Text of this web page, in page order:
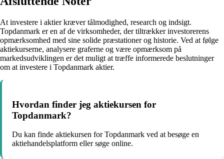
At investere i aktier kræver tålmodighed, research og indsigt.
Topdanmark er en af de virksomheder, der tiltrækker investorerens
opmærksomhed med sine solide præstationer og historie. Ved at følge
aktiekurserne, analysere graferne og være opmærksom på
markedsudviklingen er det muligt at træffe informerede beslutninger
om at investere i Topdanmark aktier.
Hvordan finder jeg aktiekursen for
Topdanmark?
Du kan finde aktiekursen for Topdanmark ved at besøge en
aktiehandelsplatform eller søge online.